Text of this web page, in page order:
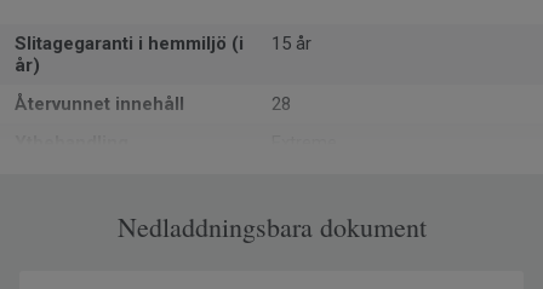
Slitagegaranti i hemmiljö (i
år)
15 år
Återvunnet innehåll
28
Total tjocklek
2.4 mm
Nedladdningsbara dokument